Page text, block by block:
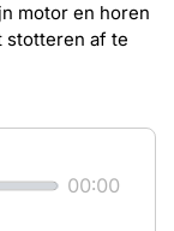
Martijn
motor en horen
stotteren af te
00:00